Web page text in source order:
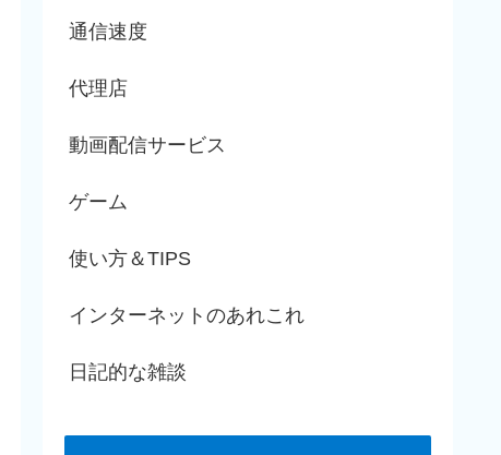
通信速度
代理店
動画配信サービス
ゲーム
使い方＆TIPS
インターネットのあれこれ
日記的な雑談